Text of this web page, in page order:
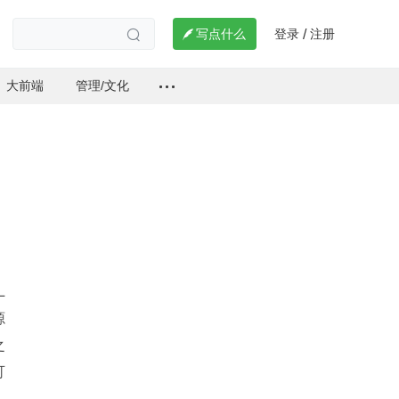
  写点什么 登录 / 注册
大前端 管理/文化